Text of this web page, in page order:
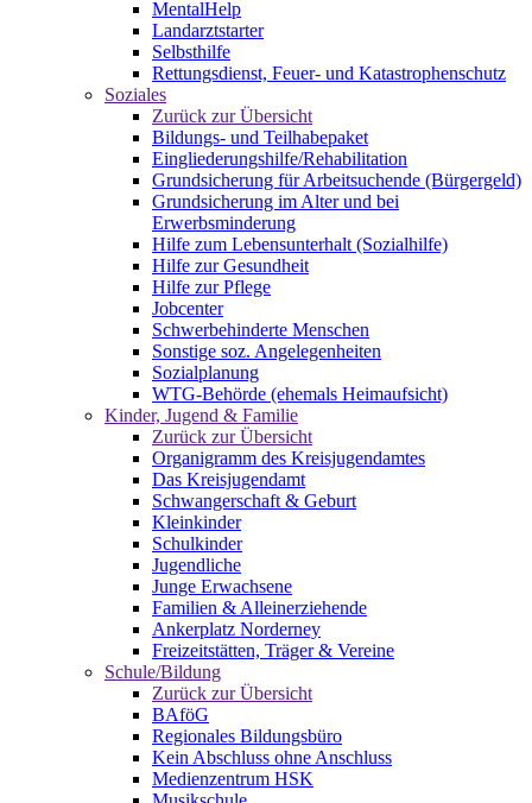
MentalHelp
Landarztstarter
Selbsthilfe
Rettungsdienst, Feuer- und Katastrophenschutz
Soziales
Zurück zur Übersicht
Bildungs- und Teilhabepaket
Eingliederungshilfe/Rehabilitation
Grundsicherung für Arbeitsuchende (Bürgergeld)
Grundsicherung im Alter und bei
Erwerbsminderung
Hilfe zum Lebensunterhalt (Sozialhilfe)
Hilfe zur Gesundheit
Hilfe zur Pflege
Jobcenter
Schwerbehinderte Menschen
Sonstige soz. Angelegenheiten
Sozialplanung
WTG-Behörde (ehemals Heimaufsicht)
Kinder, Jugend & Familie
Zurück zur Übersicht
Organigramm des Kreisjugendamtes
Das Kreisjugendamt
Schwangerschaft & Geburt
Kleinkinder
Schulkinder
Jugendliche
Junge Erwachsene
Familien & Alleinerziehende
Ankerplatz Norderney
Freizeitstätten, Träger & Vereine
Schule/Bildung
Zurück zur Übersicht
BAföG
Regionales Bildungsbüro
Kein Abschluss ohne Anschluss
Medienzentrum HSK